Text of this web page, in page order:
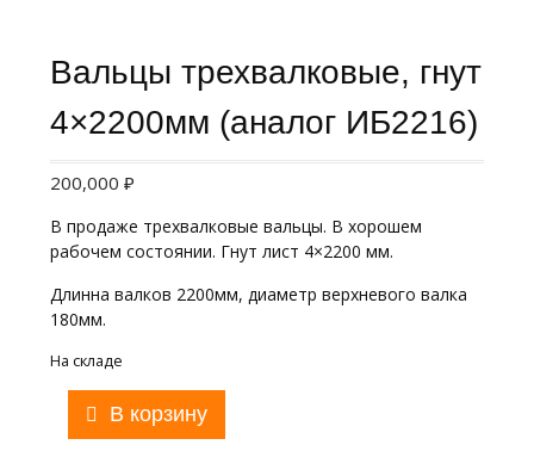
Вальцы трехвалковые, гнут
4×2200мм (аналог ИБ2216)
200,000 ₽
В продаже трехвалковые вальцы. В хорошем
рабочем состоянии. Гнут лист 4×2200 мм.
Длинна валков 2200мм, диаметр верхневого валка
180мм.
На складе
Количество
товара
В корзину